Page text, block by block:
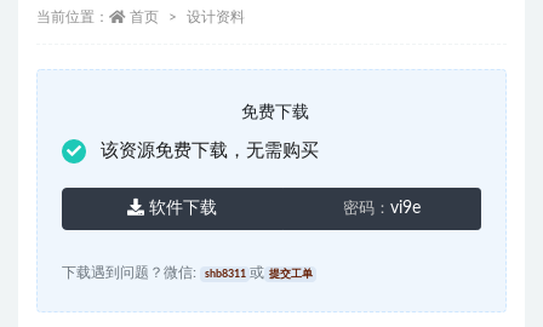
当前位置： 首页 设计资料
免费下载
该资源免费下载，无需购买
软件下载 密码： vi9e
下载遇到问题？微信: shb8311 或 提交工单